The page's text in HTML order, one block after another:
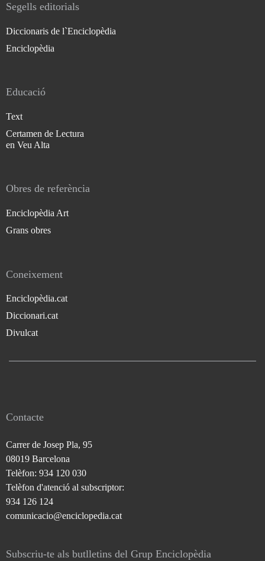
Segells editorials
Diccionaris de l`Enciclopèdia
Enciclopèdia
Educació
Text
Certamen de Lectura
en Veu Alta
Obres de referència
Enciclopèdia Art
Grans obres
Coneixement
Enciclopèdia.cat
Diccionari.cat
Divulcat
Contacte
Carrer de Josep Pla, 95
08019 Barcelona
Telèfon: 934 120 030
Telèfon d'atenció al subscriptor:
934 126 124
comunicacio@enciclopedia.cat
Subscriu-te als butlletins del Grup Enciclopèdia